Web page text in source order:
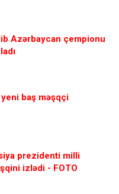
Azərbaycan çempionu
baş məşqçi
prezidenti milli
izlədi - FOTO